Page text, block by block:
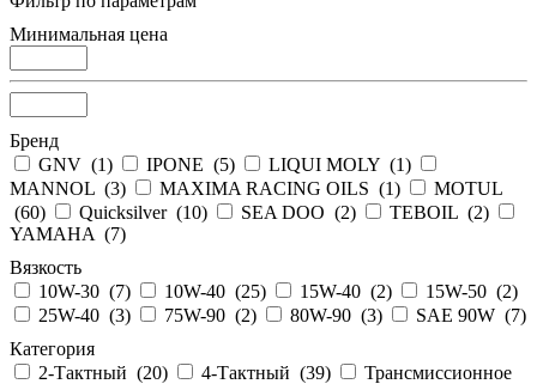
Минимальная цена
Бренд
GNV (1) IPONE (5) LIQUI MOLY (1)
MANNOL (3) MAXIMA RACING OILS (1)
MOTUL
(60) Quicksilver (10) SEA DOO (2) TEBOIL (2)
YAMAHA (7)
Вязкость
10W-30 (7) 10W-40 (25) 15W-40 (2) 15W-50 (2)
25W-40 (3) 75W-90 (2) 80W-90 (3) SAE 90W (7)
Категория
2-Тактный (20) 4-Тактный (39)
Трансмиссионное